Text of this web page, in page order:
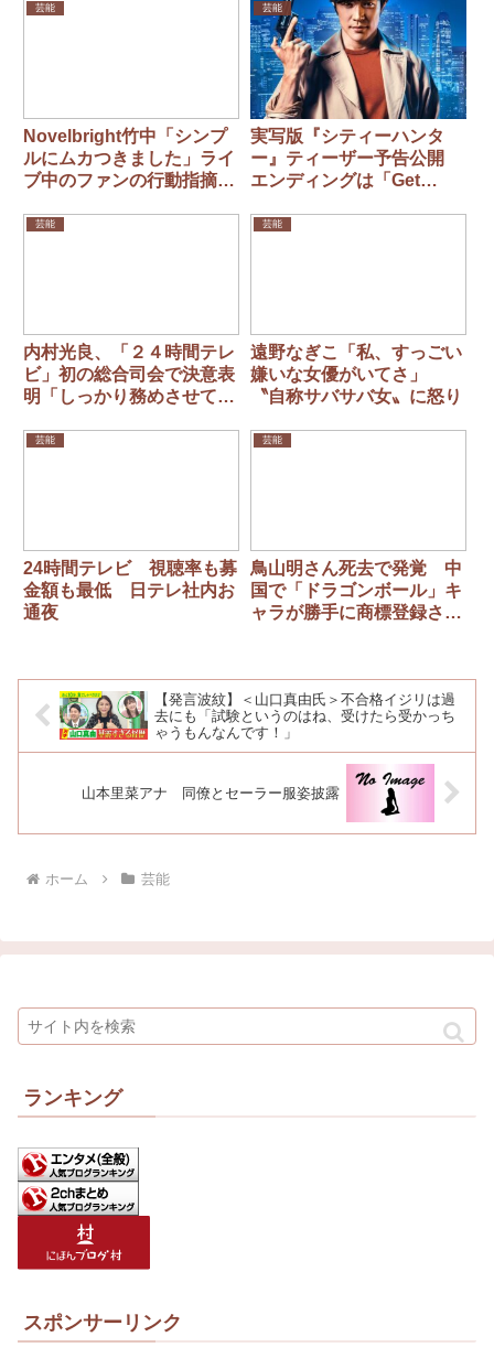
芸能
Novelbright竹中「シンプ
ルにムカつきました」ライ
ブ中のファンの行動指摘
芸能
実写版『シティーハンタ
ー』ティーザー予告公開
エンディングは「Get
哲哉は「皆さんに感謝」
芸能
内村光良、「２４時間テレ
ビ」初の総合司会で決意表
明「しっかり務めさせてい
Ｑ」で発表
芸能
遠野なぎこ「私、すっごい
嫌いな女優がいてさ」
〝自称サバサバ女〟に怒り
芸能
24時間テレビ 視聴率も募
金額も最低 日テレ社内お
通夜
芸能
鳥山明さん死去で発覚 中
国で「ドラゴンボール」キ
ャラが勝手に商標登録され
【発言波紋】＜山口真由氏＞不合格イジリは過
去にも「試験というのはね、受けたら受かっち
ゃうもんなんです！」
山本里菜アナ 同僚とセーラー服姿披露
ホーム 芸能
ランキング
スポンサーリンク